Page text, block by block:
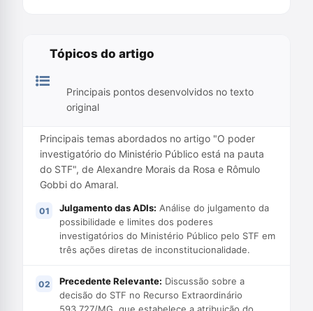
Tópicos do artigo
Principais pontos desenvolvidos no texto
original
Principais temas abordados no artigo "O poder
investigatório do Ministério Público está na pauta
do STF", de Alexandre Morais da Rosa e Rômulo
Gobbi do Amaral.
Julgamento das ADIs: Análise do julgamento da
possibilidade e limites dos poderes
investigatórios do Ministério Público pelo STF em
três ações diretas de inconstitucionalidade.
Precedente Relevante: Discussão sobre a
decisão do STF no Recurso Extraordinário